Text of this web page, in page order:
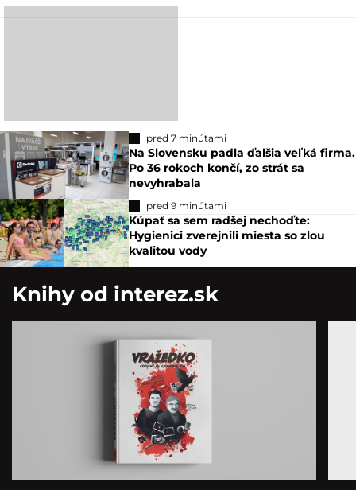
pred 7 minútami
Na Slovensku padla ďalšia veľká firma.
Po 36 rokoch končí, zo strát sa
nevyhrabala
pred 9 minútami
Kúpať sa sem radšej nechoďte:
Hygienici zverejnili miesta so zlou
kvalitou vody
Knihy od interez.sk